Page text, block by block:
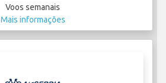
Voos semanais
Mais informações